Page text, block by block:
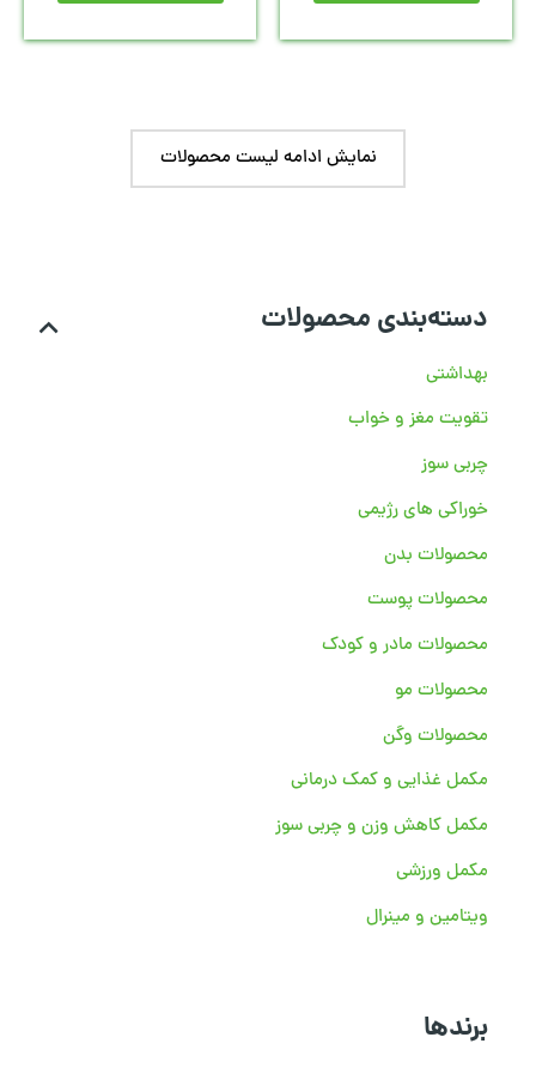
دسته‌بندی محصولات
بهداشتی
تقویت مغز و خواب
چربی سوز
خوراکی های رژیمی
محصولات بدن
محصولات پوست
محصولات مادر و کودک
محصولات مو
محصولات وگن
مکمل غذایی و کمک درمانی
مکمل کاهش وزن و چربی سوز
مکمل ورزشی
ویتامین و مینرال
برندها
نمایش ادامه لیست محصولات